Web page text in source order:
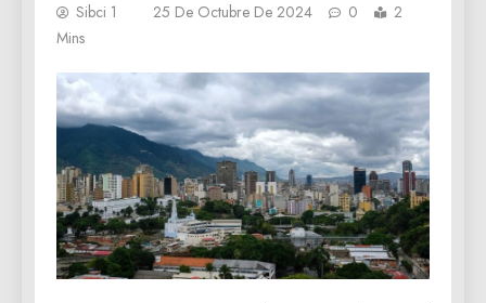
Sibci 1 25 De Octubre De 2024 0
2
Mins